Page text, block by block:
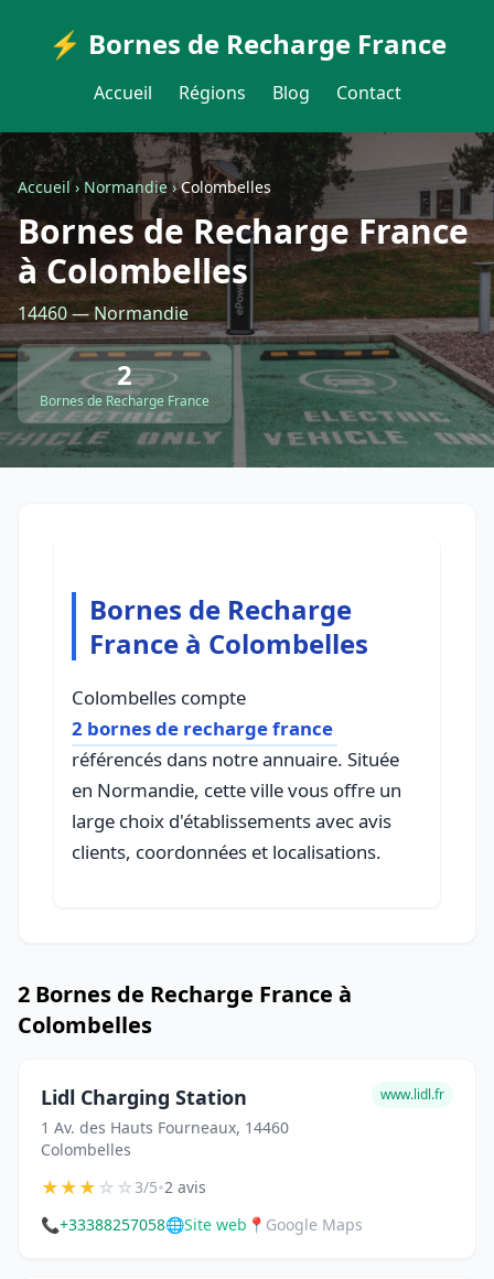
⚡ Bornes de Recharge France
Accueil Régions Blog Contact
Accueil›Normandie›Colombelles
Bornes de Recharge France
à Colombelles
14460 — Normandie
2
Bornes de Recharge France
Bornes de Recharge
France à Colombelles
Colombelles compte
2 bornes de recharge france
référencés dans notre annuaire. Située
en Normandie, cette ville vous offre un
large choix d'établissements avec avis
clients, coordonnées et localisations.
2 Bornes de Recharge France à
Colombelles
Lidl Charging Station
1 Av. des Hauts Fourneaux, 14460
Colombelles
www.lidl.fr
★★★☆☆3/5•2 avis
📞+33388257058🌐Site web 📍 Google Maps